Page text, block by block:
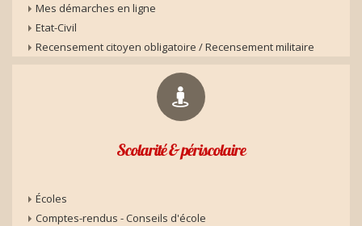
Mes démarches en ligne
Etat-Civil
Recensement citoyen obligatoire / Recensement militaire
Scolarité & périscolaire
Écoles
Comptes-rendus - Conseils d'école